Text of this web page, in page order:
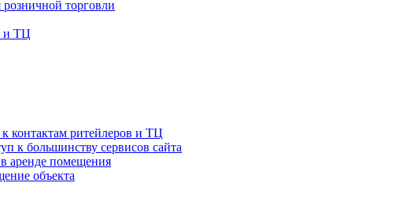
розничной торговли
и ТЦ
контактам ритейлеров и ТЦ
к большинству сервисов сайта
аренде помещения
объекта